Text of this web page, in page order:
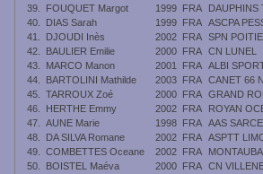
39.
FOUQUET Margot 1999 FRA
DAUPHINS
40.
DIAS Sarah 1999 FRA ASCPA
41.
DJOUDI Inès 2002 FRA SPN
42.
BAULIER Emilie 2000 FRA CN LUNEL
43.
MARCO Manon 2001 FRA ALBI
44.
BARTOLINI Mathilde 2003 FRA CANET 66
45.
TARROUX Zoé 2000 FRA GRAND
46.
HERTHE Emmy 2002 FRA
ROYAN
47.
AUNE Marie 1998 FRA AAS
48.
DA SILVA Romane 2002 FRA ASPTT
49.
COMBETTES Oceane 2002 FRA
50.
BOISTEL Maéva 2000 FRA CN